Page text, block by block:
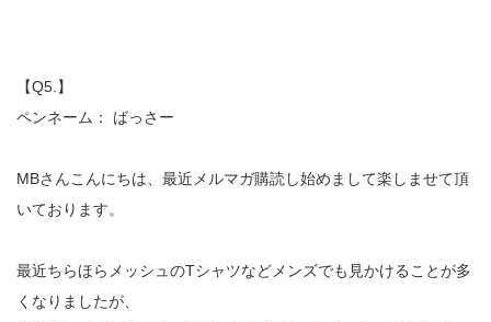
【Q5.】
ペンネーム： ばっさー
MBさんこんにちは、最近メルマガ購読し始めまして楽しませて頂
いております。
最近ちらほらメッシュのTシャツなどメンズでも見かけることが多
くなりましたが、